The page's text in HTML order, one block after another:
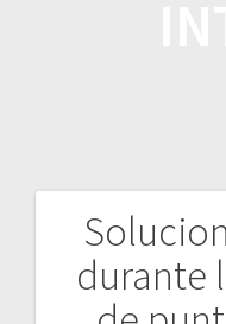
durante
Navegación